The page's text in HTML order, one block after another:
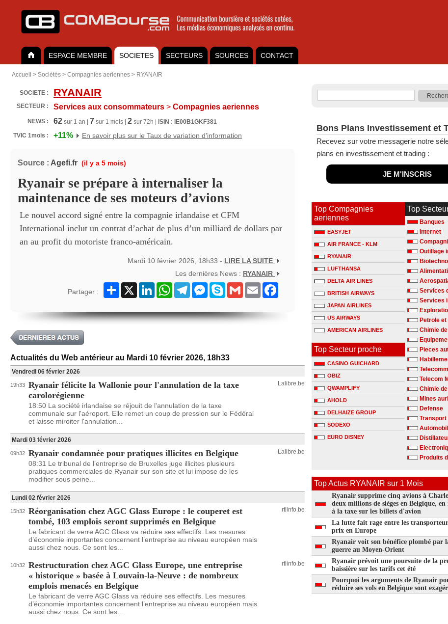
ESPACE MEMBRE SOCIETES SECTEURS SOURCES CONTACT
Accueil > Sociétés > Compagnies aeriennes > RYANAIR
SOCIETE : RYANAIR
SECTEUR : Services aux consommateurs > Compagnies aeriennes
NEWS : 62 sur 1 an | 7 sur 1 mois | 2 sur 72h |
ISIN : IE00B1GKF381
TVIC 1mois :
+11% En savoir plus sur le Taux de variation d'information
Source : Agefi.fr (il y a 5 mois)
Ryanair se prépare à internaliser la
maintenance de ses moteurs d’avions
Le nouvel accord signé entre la compagnie irlandaise et CFM
International inclut un contrat d’achat de plus d’un milliard de dollars par
an au profit du motoriste franco-américain.
Mardi 10 février 2026, 18h33 - LIRE LA SUITE
Les dernières News : RYANAIR
Partager :
Partager
X LinkedInWhatsAppTelegramMessenger
Skype Gmail Email
Actualités du Web antérieur au Mardi 10 février 2026, 18h33
Vendredi 06 février 2026
19h33 Ryanair félicite la Wallonie pour l'annulation de la taxe
carolorégienne
18:50 La société irlandaise se réjouit de l'annulation de la taxe
communale sur l'aéroport. Elle remet un coup de pression sur le Fédéral
et laisse miroiter l'annulation...
Lalibre.be
Mardi 03 février 2026
09h32 Ryanair condamnée pour pratiques illicites en Belgique
08:31 Le tribunal de l’entreprise de Bruxelles juge illicites plusieurs
pratiques commerciales de Ryanair sur son site et lui impose de les
modifier sous peine...
Lalibre.be
Lundi 02 février 2026
15h32 Réorganisation chez AGC Glass Europe : le couperet est
tombé, 103 emplois seront supprimés en Belgique
Le fabricant de verre AGC Glass va réduire ses effectifs. Les mesures
d’économie importantes concernent l’entreprise au niveau européen mais
aussi chez nous. Ce sont les...
rtlinfo.be
10h32 Restructuration chez AGC Glass Europe, une entreprise
« historique » basée à Louvain-la-Neuve : de nombreux
emplois menacés en Belgique
Le fabricant de verre AGC Glass va réduire ses effectifs. Les mesures
d’économie importantes concernent l’entreprise au niveau européen mais
aussi chez nous. Ce sont les...
rtlinfo.be
Bons Plans Investissement et
Recevez sur votre messagerie notre
plans en investissement et trading :
JE M'INSCRIS
Top Compagnies
aeriennes
EASYJET
AIR FRANCE - KLM
RYANAIR
LUFTHANSA
DELTA AIR LINES
BRITISH AIRWAYS
JAPAN AIRLINES
US AIRWAYS
AMERICAN AIRLINES
Top Secteur proche
CASINO GUICHARD
OBIZ
QWAMPLIFY
AHOLD
DELHAIZE GROUP
SODEXO
EURO DISNEY
Top
Banques
Internet
Outillage
Services
Services
Petrole et
Chimie
Pieces
Telecom
Chimie
Mines
Defense
Produits
Top Actus RYANAIR sur 1 Mois
Ryanair supprime cinq avions à
deux millions de sièges en Belgique, en
à la taxe sur les billets d'avion
La lutte fait rage entre les
prix en Europe
Ryanair voit son bénéfice plombé par
guerre au Moyen-Orient
Ryanair prévoit une poursuite de la
baissière sur les tarifs cet été
Pourquoi les arguments de Ryanair
réduire ses vols en Belgique sont